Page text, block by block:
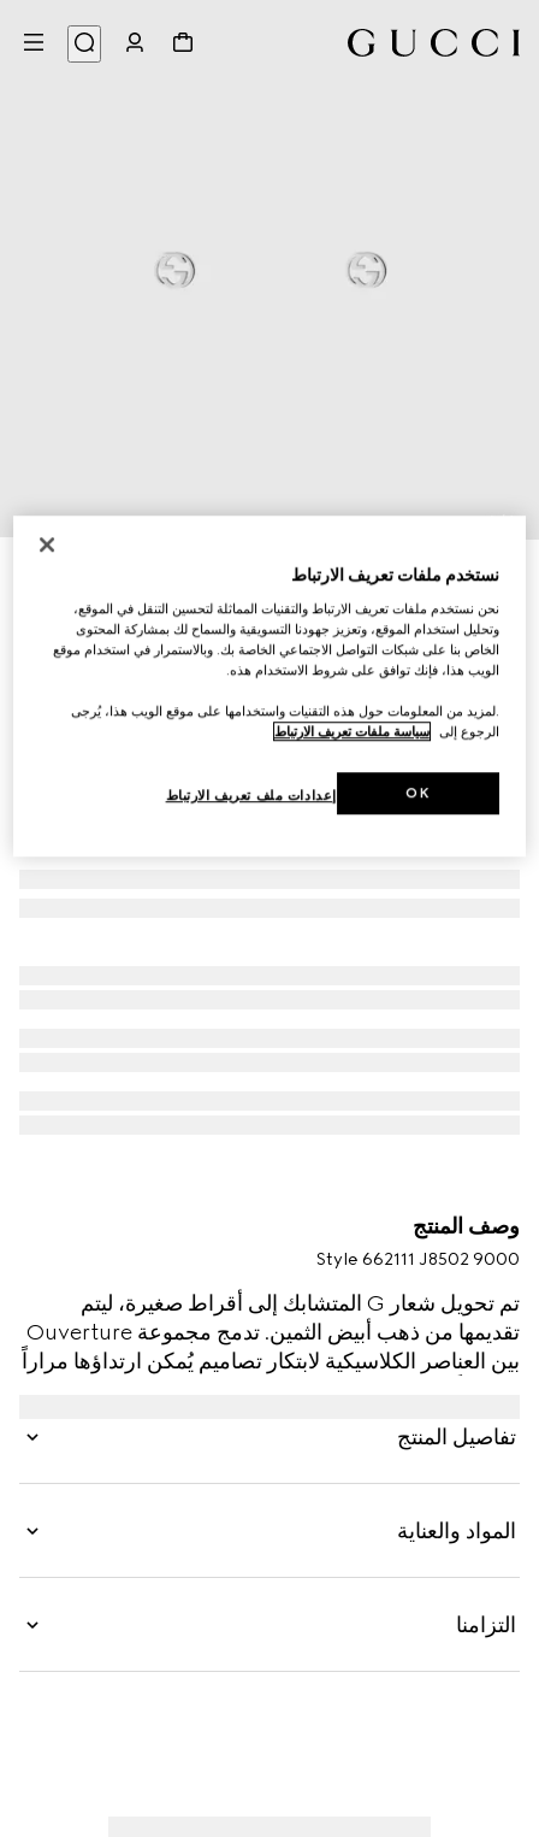
1
/
4
قيراطاً
AED 4,400
تنويعاتذهب أبيض عيار 18 قيراطاً
وصف المنتج
Style ‎662111 J8502 9000
تم تحويل شعار G المتشابك إلى أقراط صغيرة، ليتم
تقديمها من ذهب أبيض الثمين. تدمج مجموعة Ouverture
بين العناصر الكلاسيكية لابتكار تصاميم يُمكن ارتداؤها مراراً
تفاصيل المنتج
المواد والعناية
التزامنا
نستخدم ملفات تعريف الارتباط
نحن نستخدم ملفات تعريف الارتباط والتقنيات المماثلة لتحسين التنقل في الموقع،
وتحليل استخدام الموقع، وتعزيز جهودنا التسويقية والسماح لك بمشاركة المحتوى
الخاص بنا على شبكات التواصل الاجتماعي الخاصة بك. وبالاستمرار في استخدام موقع
الويب هذا، فإنك توافق على شروط الاستخدام هذه.
.لمزيد من المعلومات حول هذه التقنيات واستخدامها على موقع الويب هذا، يُرجى
الرجوع إلى سياسة ملفات تعريف الارتباط
إعدادات ملف تعريف الارتباط OK